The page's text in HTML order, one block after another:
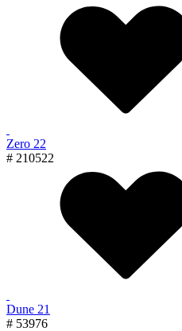
Zero 22
# 210522
Dune 21
# 53976